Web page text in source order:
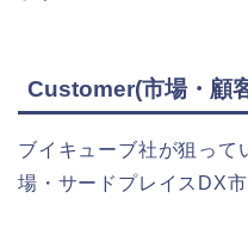
Customer(市場・顧
ブイキューブ社が狙って
場・サードプレイスDX市